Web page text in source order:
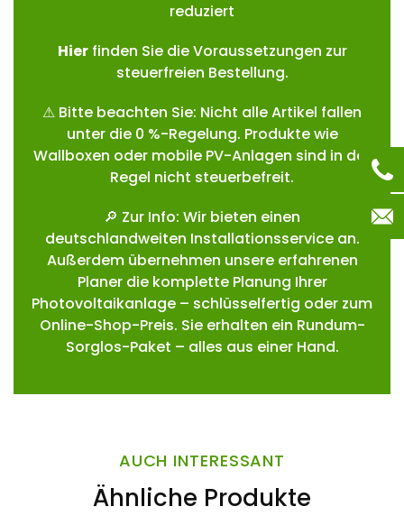
reduziert
Hierfinden Sie die Voraussetzungen zur
steuerfreien Bestellung.
⚠ Bitte beachten Sie: Nicht alle Artikel fallen
unter die 0 %-Regelung. Produkte wie
Wallboxen oder mobile PV-Anlagen sind in der
Regel nicht steuerbefreit.
🔎 Zur Info: Wir bieten einen
deutschlandweiten Installationsservice an.
Außerdem übernehmen unsere erfahrenen
Planer die komplette Planung Ihrer
Photovoltaikanlage – schlüsselfertig oder zum
Online-Shop-Preis. Sie erhalten ein Rundum-
Sorglos-Paket – alles aus einer Hand.
AUCH INTERESSANT
Ähnliche Produkte